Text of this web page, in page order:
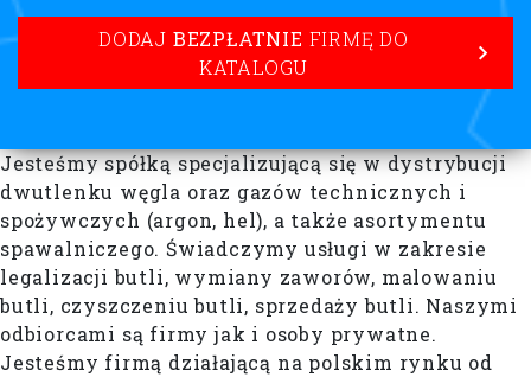
DODAJ BEZPŁATNIE FIRMĘ DO
KATALOGU
Jesteśmy spółką specjalizującą się w dystrybucji
dwutlenku węgla oraz gazów technicznych i
spożywczych (argon, hel), a także asortymentu
spawalniczego. Świadczymy usługi w zakresie
legalizacji butli, wymiany zaworów, malowaniu
butli, czyszczeniu butli, sprzedaży butli. Naszymi
odbiorcami są firmy jak i osoby prywatne.
Jesteśmy firmą działającą na polskim rynku od